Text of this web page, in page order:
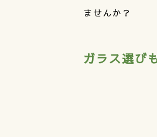
ませんか？
ガラス選び